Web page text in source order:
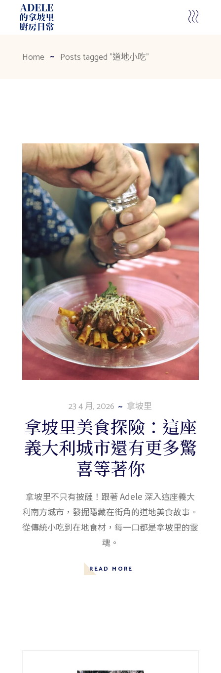
Home Posts tagged "道地小吃"
23 4 月, 2026 拿坡里
拿坡里美食探險：這座
義大利城市還有更多驚
喜等著你
拿坡里不只有披薩！跟著 Adele 深入這座義大
利南方城市，發掘隱藏在街角的道地美食故事。
從傳統小吃到在地食材，每一口都是拿坡里的靈
魂。
READ MORE